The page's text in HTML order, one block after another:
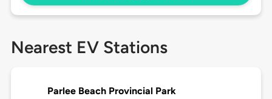
Nearest EV Stations
Parlee Beach Provincial Park